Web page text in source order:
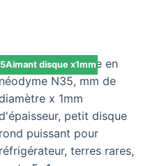
5Aimant disque x1mm